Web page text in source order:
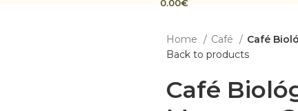
0.00€
Home Café
Café
Back to products
Café